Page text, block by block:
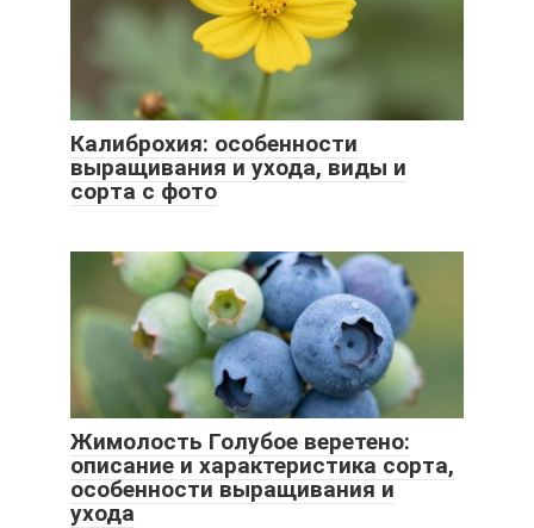
Калиброхия: особенности
выращивания и ухода, виды и
сорта с фото
Жимолость Голубое веретено:
описание и характеристика сорта,
особенности выращивания и
ухода